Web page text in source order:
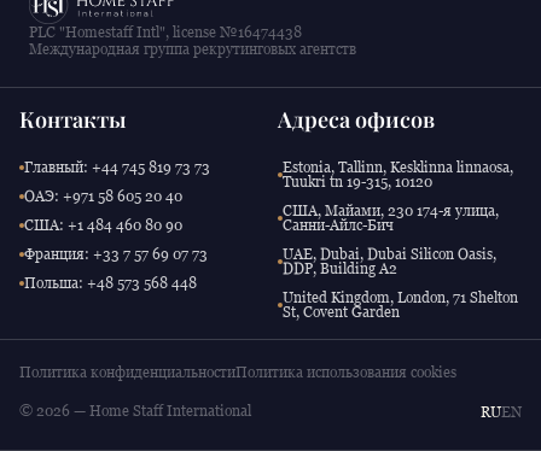
PLC "Homestaff Intl", license №16474438
Международная группа рекрутинговых агентств
Контакты
Главный: +44 745 819 73 73
ОАЭ: +971 58 605 20 40
США: +1 484 460 80 90
Франция: +33 7 57 69 07 73
Польша: +48 573 568 448
Адреса офисов
Estonia, Tallinn, Kesklinna linnaosa,
Tuukri tn 19-315, 10120
США, Майами, 230 174-я улица,
Санни-Айлс-Бич
UAE, Dubai, Dubai Silicon Oasis,
DDP, Building A2
United Kingdom, London, 71 Shelton
St, Covent Garden
Политика конфиденциальностиПолитика использования cookies
© 2026 — Home Staff International RUEN